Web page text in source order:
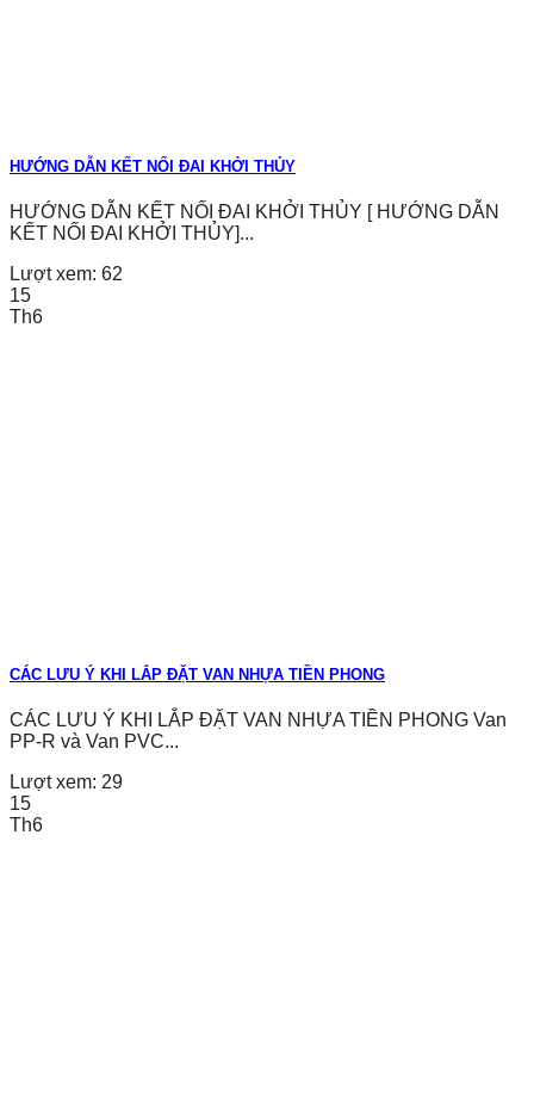
HƯỚNG DẪN KẾT NỐI ĐAI KHỞI THỦY
HƯỚNG DẪN KẾT NỐI ĐAI KHỞI THỦY [ HƯỚNG DẪN
KẾT NỐI ĐAI KHỞI THỦY]...
Lượt xem: 62
15
Th6
CÁC LƯU Ý KHI LẮP ĐẶT VAN NHỰA TIỀN PHONG
CÁC LƯU Ý KHI LẮP ĐẶT VAN NHỰA TIỀN PHONG Van
PP-R và Van PVC...
Lượt xem: 29
15
Th6